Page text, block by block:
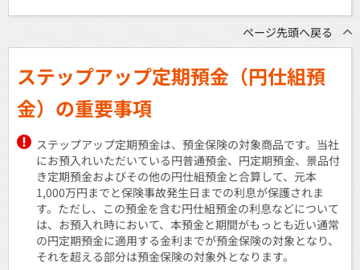
ページ先頭へ戻る
ステップアップ定期預金（円仕組預
金）の重要事項
ステップアップ定期預金は、預金保険の対象商品です。当社
にお預入れいただいている円普通預金、円定期預金、景品付
き定期預金およびその他の円仕組預金と合算して、元本
1,000万円までと保険事故発生日までの利息が保護されま
す。ただし、この預金を含む円仕組預金の利息などについて
は、お預入れ時において、本預金と期間がもっとも近い通常
の円定期預金に適用する金利までが預金保険の対象となり、
それを超える部分は預金保険の対象外となります。